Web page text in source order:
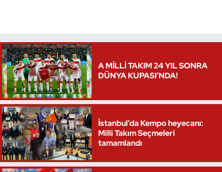
A MİLLİ TAKIM 24 YIL SONRA
DÜNYA KUPASI’NDA!
İstanbul’da Kempo heyecanı:
Milli Takım Seçmeleri
tamamlandı
Voleybol
Vücut Geliştirme Fitness
Wushu Kungfu
Yelken
Yüzme